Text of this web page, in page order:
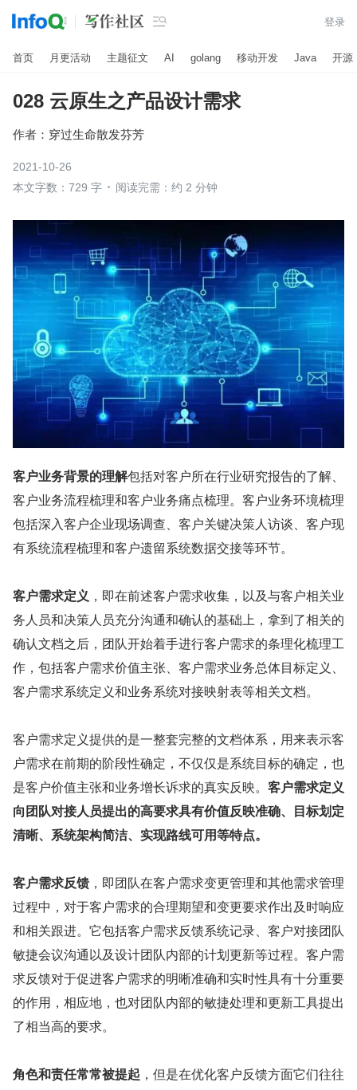
 登录
首页 月更活动 主题征文 AI golang 移动开发 Java 开源
028 云原生之产品设计需求
作者： 穿过生命散发芬芳
2021-10-26
本文字数：729 字
阅读完需：约 2 分钟
客户业务背景的理解包括对客户所在行业研究报告的了解、
客户业务流程梳理和客户业务痛点梳理。客户业务环境梳理
包括深入客户企业现场调查、客户关键决策人访谈、客户现
有系统流程梳理和客户遗留系统数据交接等环节。
客户需求定义 ，即在前述客户需求收集，以及与客户相关业
务人员和决策人员充分沟通和确认的基础上，拿到了相关的
确认文档之后，团队开始着手进行客户需求的条理化梳理工
作，包括客户需求价值主张、客户需求业务总体目标定义、
客户需求系统定义和业务系统对接映射表等相关文档。
客户需求定义提供的是一整套完整的文档体系，用来表示客
户需求在前期的阶段性确定，不仅仅是系统目标的确定，也
是客户价值主张和业务增长诉求的真实反映。 客户需求定义
向团队对接人员提出的高要求具有价值反映准确、目标划定
清晰、系统架构简洁、实现路线可用等特点。
客户需求反馈 ，即团队在客户需求变更管理和其他需求管理
过程中，对于客户需求的合理期望和变更要求作出及时响应
和相关跟进。它包括客户需求反馈系统记录、客户对接团队
敏捷会议沟通以及设计团队内部的计划更新等过程。客户需
求反馈对于促进客户需求的明晰准确和实时性具有十分重要
的作用，相应地，也对团队内部的敏捷处理和更新工具提出
了相当高的要求。
角色和责任常常被提起 ，但是在优化客户反馈方面它们往往